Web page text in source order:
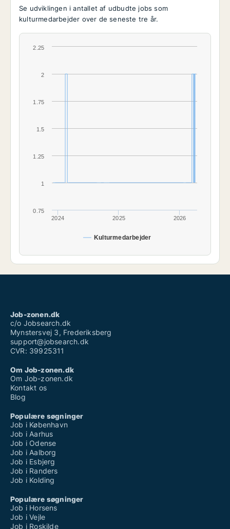
Se udviklingen i antallet af udbudte jobs som
kulturmedarbejder over de seneste tre år.
Kulturmedarbejder
2024 2025 2026
1
2
0.75
1.25
1.5
1.75
2.25
Job-zonen.dk
c/o Jobsearch.dk
Mynstersvej 3, Frederiksberg
support@jobsearch.dk
CVR: 39925311
Om Job-zonen.dk
Om Job-zonen.dk
Kontakt os
Blog
Populære søgninger
Job i København
Job i Aarhus
Job i Odense
Job i Aalborg
Job i Esbjerg
Job i Randers
Job i Kolding
Populære søgninger
Job i Horsens
Job i Vejle
Job i Roskilde